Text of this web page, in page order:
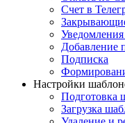
Счет в
Добавление
Подписка
Настройки
Подготовка
Загрузка